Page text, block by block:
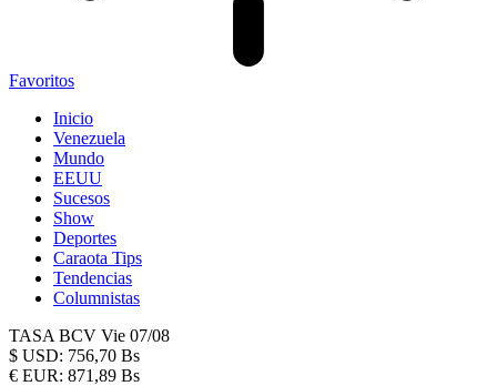
Favoritos
Inicio
Venezuela
Mundo
EEUU
Sucesos
Show
Deportes
Caraota Tips
Tendencias
Columnistas
TASA BCV Vie 07/08
$ USD: 756,70 Bs
€ EUR: 871,89 Bs